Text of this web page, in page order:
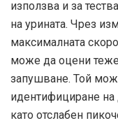
използва и за
на урината. Чрез
максималната
може да оцени
запушване. Той
идентифициране на
като отслабен